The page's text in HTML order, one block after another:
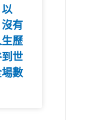
有
歷
世
數